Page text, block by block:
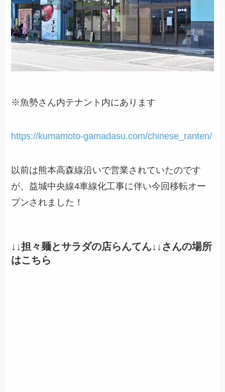
※魚勢さん内テナント 内にあります
https://kumamoto-gamadasu.com/chinese_ranten/
以前は熊本高森線沿いで営業されていたのです
が、益城中央線4車線化工事に伴い今回移転オー
プンされました！
↓↓担々麺とサラダの店らんてん↓↓さんの場所
はこちら